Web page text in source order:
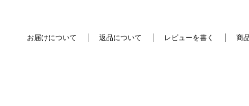
お届けについて 返品について レビューを書く 商